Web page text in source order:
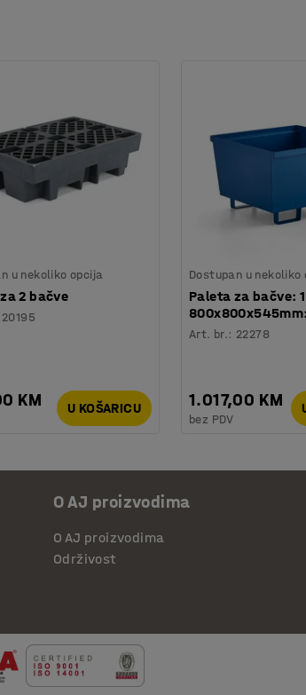
u nekoliko opcija
2 bačve
20195
KM U KOŠARICU
Dostupan u nekoliko
Paleta za bačve:
Art. br.: 22278
1.017,00 KM
bez PDV
O AJ proizvodima
O AJ proizvodima
Održivost